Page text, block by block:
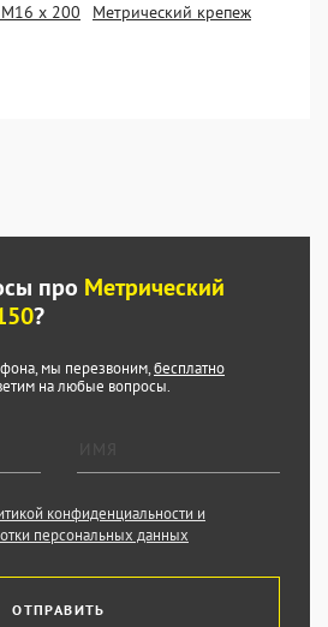
М16 х 200
Метрический крепеж
про Метрический
?
мы перезвоним,бесплатно
на любые вопросы.
конфиденциальности и
персональных данных
ОТПРАВИТЬ